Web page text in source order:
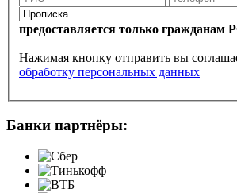
предоставляется только гражданам
Нажимая кнопку отправить вы
обработку персональных данных
Банки партнёры: